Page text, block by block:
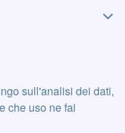
sull'analisi dei dati,
che uso ne fai